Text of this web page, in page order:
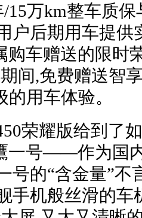
15万km整车质
户后期用车提供
购车赠送的限
间,免费赠送智
用车体验。
荣耀版给到了
一号——作为国
号的“含金量”不
手机般丝滑的车